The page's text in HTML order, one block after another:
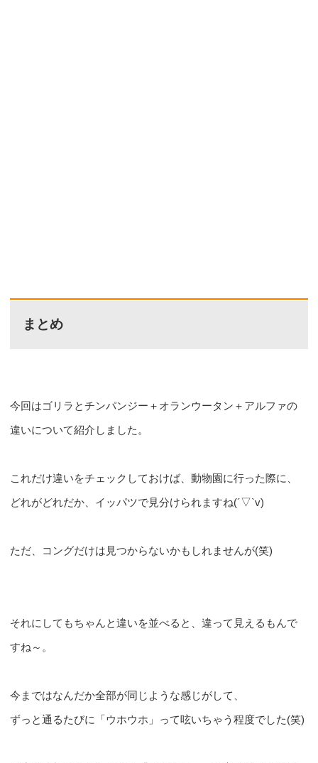
まとめ
今回はゴリラとチンパンジー＋オランウータン＋アルファの
違いについて紹介しました。
これだけ違いをチェックしておけば、動物園に行った際に、
どれがどれだか、イッパツで見分けられますね(´▽`v)
ただ、コングだけは見つからないかもしれませんが(笑)
それにしてもちゃんと違いを並べると、違って見えるもんで
すね～。
今まではなんだか全部が同じような感じがして、
ずっと通るたびに「ウホウホ」って呟いちゃう程度でした(笑)